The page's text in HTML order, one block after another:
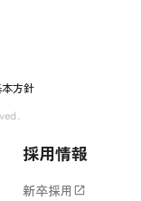
方針
採用情報
新卒採用 open_in_new